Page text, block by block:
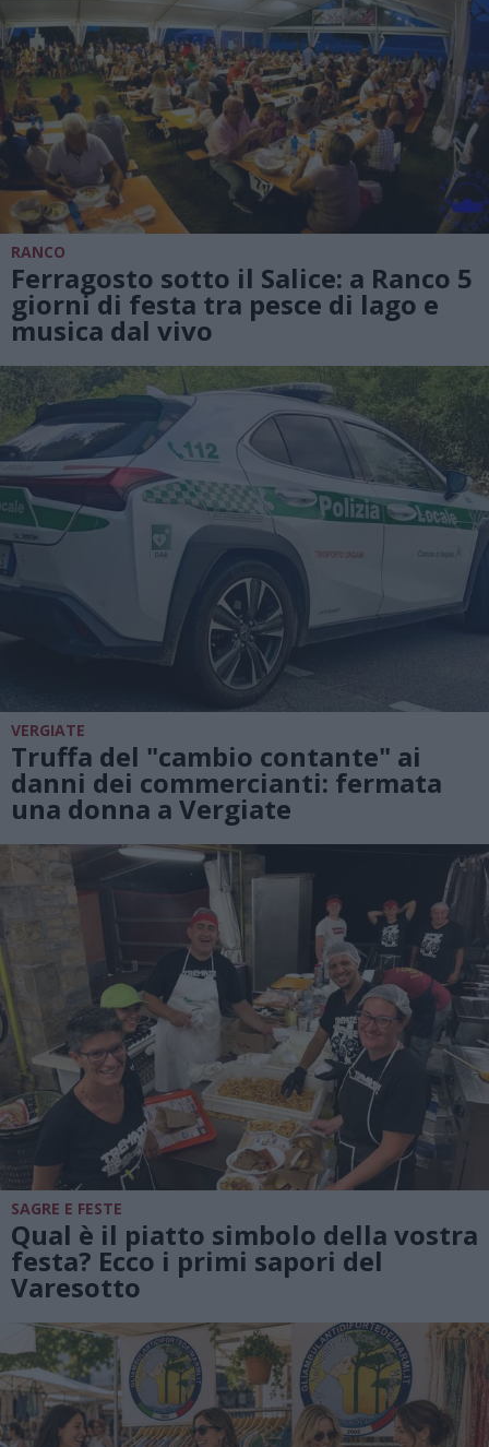
RANCO
Ferragosto sotto il Salice: a Ranco 5
giorni di festa tra pesce di lago e
musica dal vivo
VERGIATE
Truffa del "cambio contante" ai
danni dei commercianti: fermata
una donna a Vergiate
SAGRE E FESTE
Qual è il piatto simbolo della vostra
festa? Ecco i primi sapori del
Varesotto